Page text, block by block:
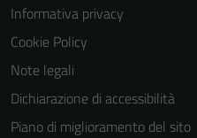
Informativa privacy
Cookie Policy
Note legali
Dichiarazione di accessibilità
Piano di miglioramento del sito